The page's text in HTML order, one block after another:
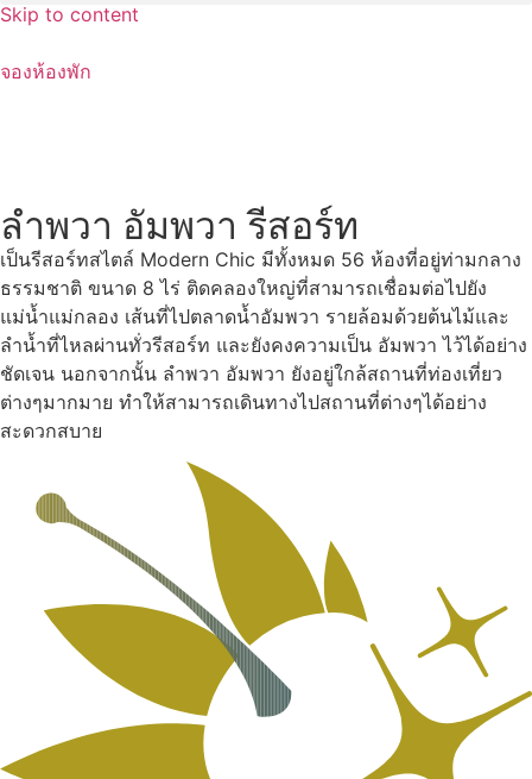
Skip to content
จองห้องพัก
ลำพวา อัมพวา รีสอร์ท
เป็นรีสอร์ทสไตล์ Modern Chic มีทั้งหมด 56 ห้องที่อยู่ท่ามกลาง
ธรรมชาติ ขนาด 8 ไร่ ติดคลองใหญ่ที่สามารถเชื่อมต่อไปยัง
แม่น้ำแม่กลอง เส้นที่ไปตลาดน้ำอัมพวา รายล้อมด้วยต้นไม้และ
ลำน้ำที่ไหลผ่านทั่วรีสอร์ท และยังคงความเป็น อัมพวา ไว้ได้อย่าง
ชัดเจน นอกจากนั้น ลำพวา อัมพวา ยังอยู่ใกล้สถานที่ท่องเที่ยว
ต่างๆมากมาย ทำให้สามารถเดินทางไปสถานที่ต่างๆได้อย่าง
สะดวกสบาย